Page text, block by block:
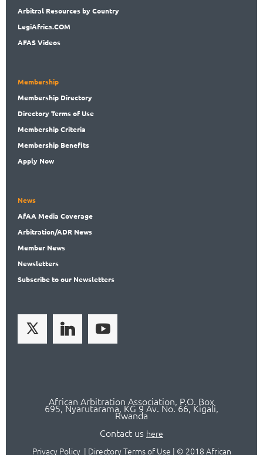
Arbitral Resources by Country
LegiAfrica.COM
AFAS Videos
Membership
Membership Directory
DirectoryTerms of Use
MembershipCriteria
Membership Benefits
Apply Now
News
AfAA Media Coverage
Arbitration/ADR News
Member News
Newsletters
Subscribeto our Newsletters
African Arbitration Association, P.O. Box
695, Nyarutarama, KG 9 Av. No. 66, Kigali,
Rwanda
Contact us here
Privacy Policy| Directory Terms of Use | © 2018 African